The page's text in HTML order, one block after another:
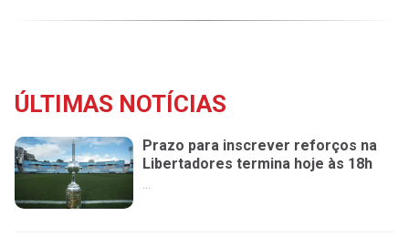
ÚLTIMAS NOTÍCIAS
Prazo para inscrever reforços na
Libertadores termina hoje às 18h
...